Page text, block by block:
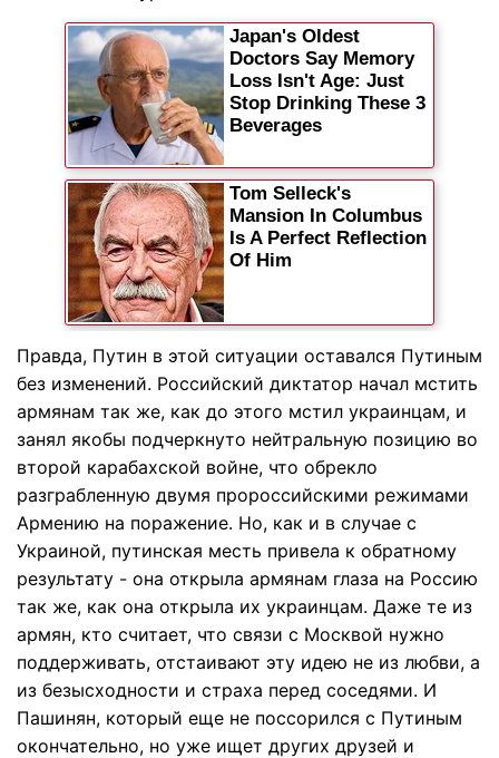
Правда, Путин в этой ситуации оставался Путиным
без изменений. Российский диктатор начал мстить
армянам так же, как до этого мстил украинцам, и
занял якобы подчеркнуто нейтральную позицию во
второй карабахской войне, что обрекло
разграбленную двумя пророссийскими режимами
Армению на поражение. Но, как и в случае с
Украиной, путинская месть привела к обратному
результату - она открыла армянам глаза на Россию
так же, как она открыла их украинцам. Даже те из
армян, кто считает, что связи с Москвой нужно
поддерживать, отстаивают эту идею не из любви, а
из безысходности и страха перед соседями. И
Пашинян, который еще не поссорился с Путиным
окончательно, но уже ищет других друзей и